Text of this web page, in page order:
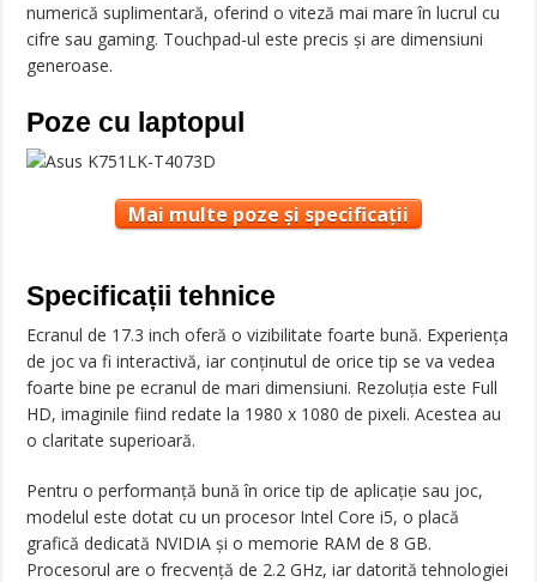
numerică suplimentară, oferind o viteză mai mare în lucrul cu
cifre sau gaming. Touchpad-ul este precis și are dimensiuni
generoase.
Poze cu laptopul
Mai multe poze și specificații
Specificații tehnice
Ecranul de 17.3 inch oferă o vizibilitate foarte bună. Experiența
de joc va fi interactivă, iar conținutul de orice tip se va vedea
foarte bine pe ecranul de mari dimensiuni. Rezoluția este Full
HD, imaginile fiind redate la 1980 x 1080 de pixeli. Acestea au
o claritate superioară.
Pentru o performanță bună în orice tip de aplicație sau joc,
modelul este dotat cu un procesor Intel Core i5, o placă
grafică dedicată NVIDIA și o memorie RAM de 8 GB.
Procesorul are o frecvență de 2.2 GHz, iar datorită tehnologiei